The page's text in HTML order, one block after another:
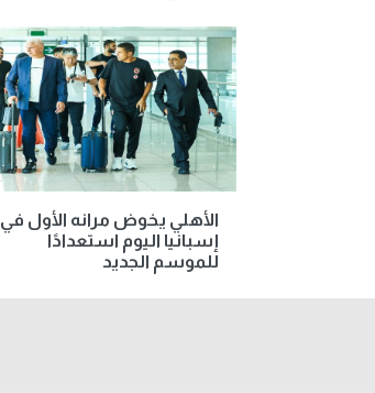
الأهلي يخوض مرانه الأول في
إسبانيا اليوم استعدادًا
للموسم الجديد